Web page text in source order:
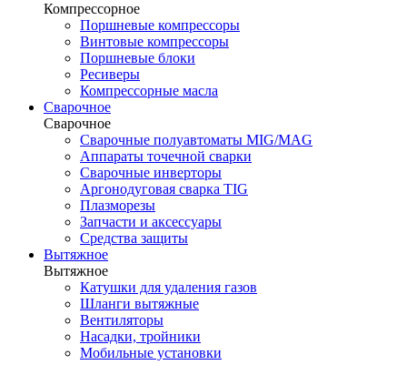
Компрессорное
Поршневые компрессоры
Винтовые компрессоры
Поршневые блоки
Ресиверы
Компрессорные масла
Сварочное
Сварочное
Сварочные полуавтоматы MIG/MAG
Аппараты точечной сварки
Сварочные инверторы
Аргонодуговая сварка TIG
Плазморезы
Запчасти и аксессуары
Средства защиты
Вытяжное
Вытяжное
Катушки для удаления газов
Шланги вытяжные
Вентиляторы
Насадки, тройники
Мобильные установки